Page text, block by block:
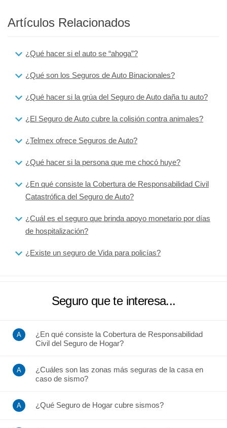
Artículos Relacionados
¿Qué hacer si el auto se “ahoga”?
¿Qué son los Seguros de Auto Binacionales?
¿Qué hacer si la grúa del Seguro de Auto daña tu auto?
¿El Seguro de Auto cubre la colisión contra animales?
¿Telmex ofrece Seguros de Auto?
¿Qué hacer si la persona que me chocó huye?
¿En qué consiste la Cobertura de Responsabilidad Civil
Catastrófica del Seguro de Auto?
¿Cuál es el seguro que brinda apoyo monetario por días
de hospitalización?
¿Existe un seguro de Vida para policías?
Seguro que te interesa...
¿En qué consiste la Cobertura de Responsabilidad
Civil del Seguro de Hogar?
¿Cuáles son las zonas más seguras de la casa en
caso de sismo?
¿Qué Seguro de Hogar cubre sismos?